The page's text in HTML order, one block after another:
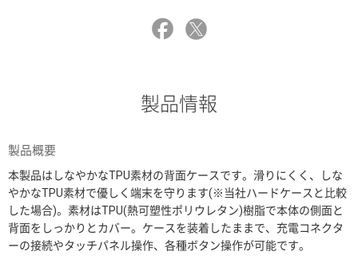
製品情報
製品概要
本製品はしなやかなTPU素材の背面ケースです。滑りにくく、しな
やかなTPU素材で優しく端末を守ります(※当社ハードケースと比較
した場合)。素材はTPU(熱可塑性ポリウレタン)樹脂で本体の側面と
背面をしっかりとカバー。ケースを装着したままで、充電コネクタ
ーの接続やタッチパネル操作、各種ボタン操作が可能です。